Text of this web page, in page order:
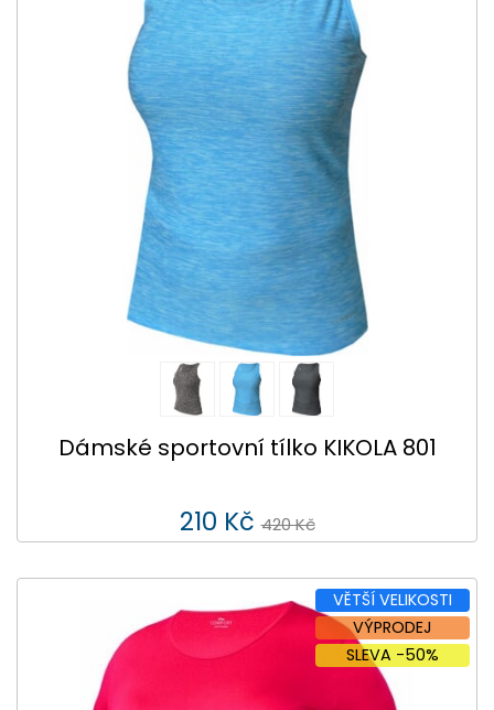
Dámské sportovní tílko KIKOLA 801
210 Kč 420 Kč
VĚTŠÍ VELIKOSTI
VÝPRODEJ
SLEVA -50%